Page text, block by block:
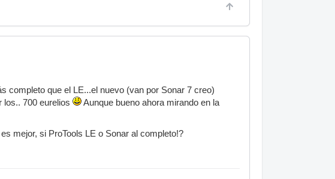
completo que el LE...el nuevo (van por Sonar 7 creo)
los.. 700 eurelios
Aunque bueno ahora mirando en la
mejor, si ProTools LE o Sonar al completo!?